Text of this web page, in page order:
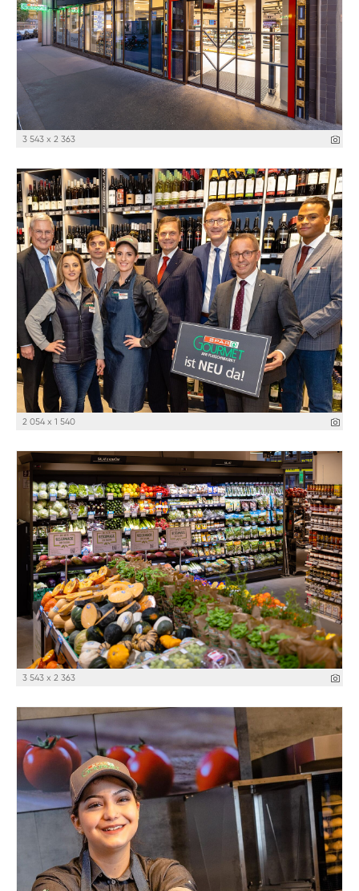
3 543 x 2 363
2 054 x 1 540
3 543 x 2 363